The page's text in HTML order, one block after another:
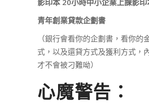
青年創業貸款企劃書
（銀行會看你的企劃書，看你的
式，以及還貸方式及獲利方式，
才不會被刁難呦）
心魔警告：